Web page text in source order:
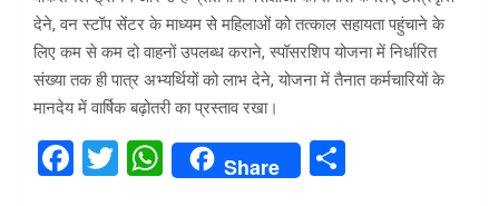
देने, वन स्टॉप सेंटर के माध्यम से महिलाओं को तत्काल सहायता पहुंचाने के
लिए कम से कम दो वाहनों उपलब्ध कराने, स्पॉसरशिप योजना में निर्धारित
संख्या तक ही पात्र अभ्यर्थियों को लाभ देने, योजना में तैनात कर्मचारियों के
मानदेय में वार्षिक बढ़ोतरी का प्रस्ताव रखा।
F
T
W
Share